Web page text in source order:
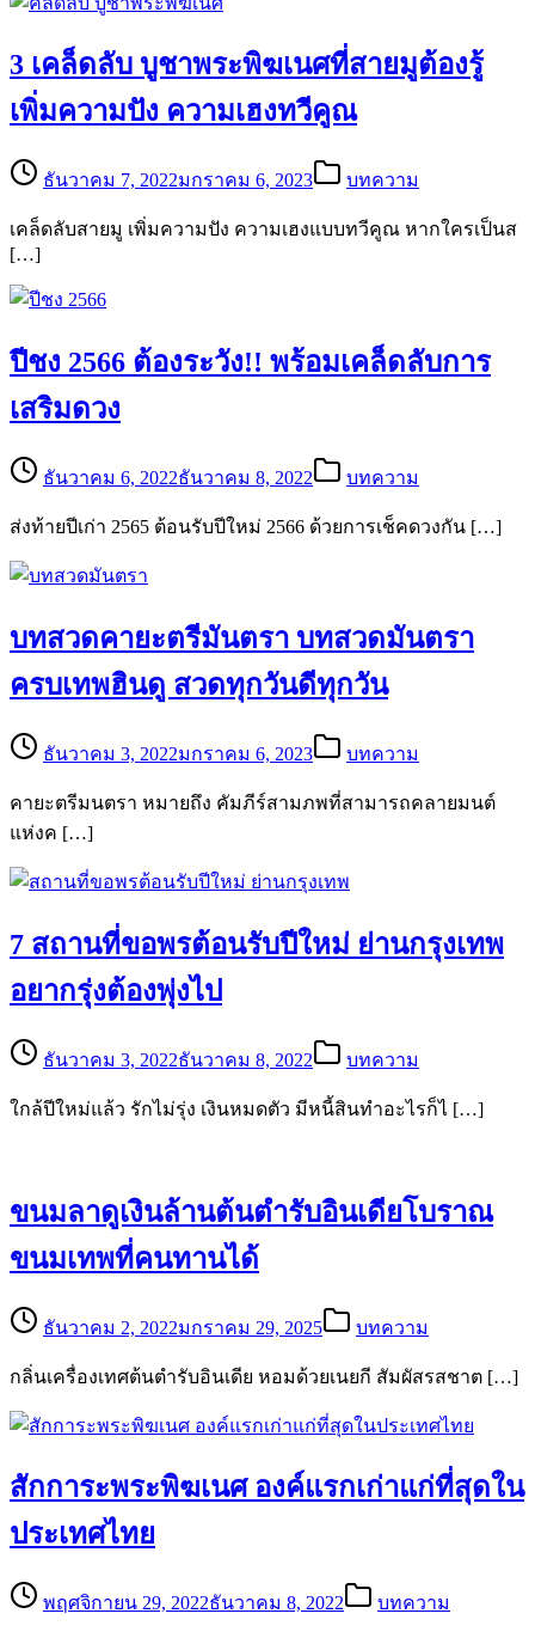
3 เคล็ดลับ บูชาพระพิฆเนศที่สายมูต้องรู้
เพิ่มความปัง ความเฮงทวีคูณ
ธันวาคม 7, 2022มกราคม 6, 2023 บทความ
เคล็ดลับสายมู เพิ่มความปัง ความเฮงแบบทวีคูณ หากใครเป็นส
[…]
ปีชง 2566 ต้องระวัง!! พร้อมเคล็ดลับการ
เสริมดวง
ธันวาคม 6, 2022ธันวาคม 8, 2022 บทความ
ส่งท้ายปีเก่า 2565 ต้อนรับปีใหม่ 2566 ด้วยการเช็คดวงกัน […]
บทสวดคายะตรีมันตรา บทสวดมันตรา
ครบเทพฮินดู สวดทุกวันดีทุกวัน
ธันวาคม 3, 2022มกราคม 6, 2023 บทความ
คายะตรีมนตรา หมายถึง คัมภีร์สามภพที่สามารถคลายมนต์
แห่งค […]
7 สถานที่ขอพรต้อนรับปีใหม่ ย่านกรุงเทพ
อยากรุ่งต้องพุ่งไป
ธันวาคม 3, 2022ธันวาคม 8, 2022 บทความ
ใกล้ปีใหม่แล้ว รักไม่รุ่ง เงินหมดตัว มีหนี้สินทำอะไรก็ไ […]
ขนมลาดูเงินล้านต้นตำรับอินเดียโบราณ
ขนมเทพที่คนทานได้
ธันวาคม 2, 2022มกราคม 29, 2025 บทความ
กลิ่นเครื่องเทศต้นตำรับอินเดีย หอมด้วยเนยกี สัมผัสรสชาต […]
สักการะพระพิฆเนศ องค์แรกเก่าแก่ที่สุดใน
ประเทศไทย
พฤศจิกายน 29, 2022ธันวาคม 8, 2022 บทความ